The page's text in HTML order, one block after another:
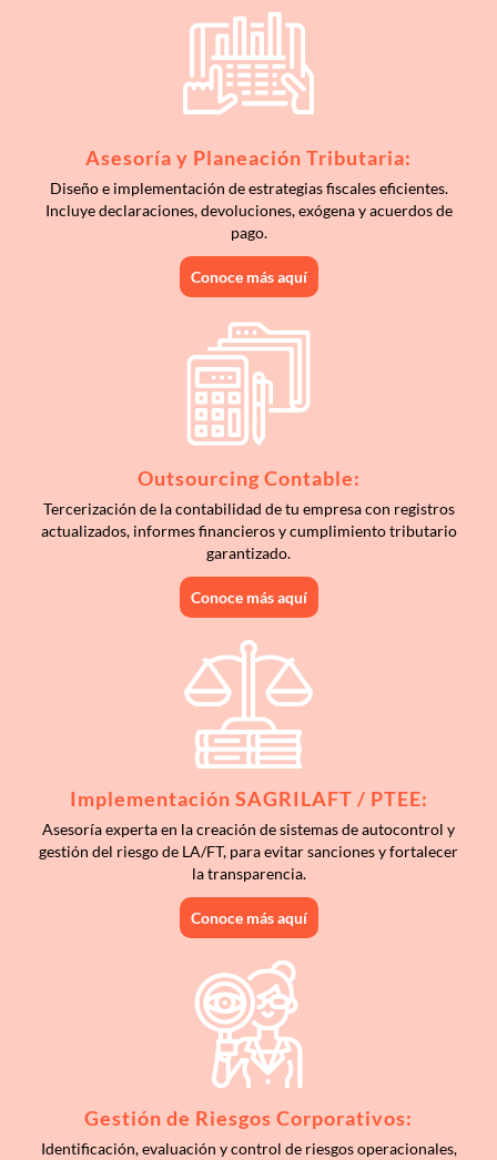
Asesoría y Planeación Tributaria:
Diseño e implementación de estrategias fiscales eficientes.
Incluye declaraciones, devoluciones, exógena y acuerdos de
pago.
Conoce más aquí
Outsourcing Contable:
Tercerización de la contabilidad de tu empresa con registros
actualizados, informes financieros y cumplimiento tributario
garantizado.
Conoce más aquí
Implementación SAGRILAFT / PTEE:
Asesoría experta en la creación de sistemas de autocontrol y
gestión del riesgo de LA/FT, para evitar sanciones y fortalecer
la transparencia.
Conoce más aquí
Gestión de Riesgos Corporativos:
Identificación, evaluación y control de riesgos operacionales,